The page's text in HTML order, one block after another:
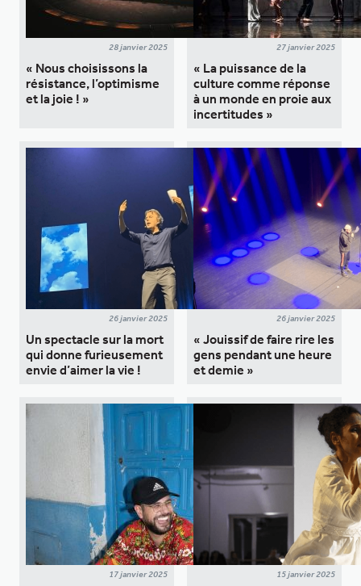
28 janvier 2025
« Nous choisissons la
résistance, l’optimisme
et la joie ! »
27 janvier 2025
« La puissance de la
culture comme réponse
à un monde en proie aux
incertitudes »
26 janvier 2025
Un spectacle sur la mort
qui donne furieusement
envie d’aimer la vie !
26 janvier 2025
« Jouissif de faire rire les
gens pendant une heure
et demie »
17 janvier 2025 15 janvier 2025